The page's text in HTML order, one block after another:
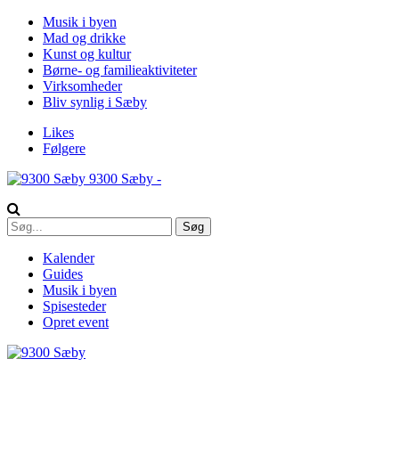
Musik i byen
Mad og drikke
Kunst og kultur
Børne- og familieaktiviteter
Virksomheder
Bliv synlig i Sæby
Likes
Følgere
9300 Sæby -
Kalender
Guides
Musik i byen
Spisesteder
Opret event